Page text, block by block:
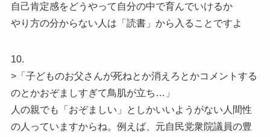
自己肯定感をどうやって自分の中で育んでいけるか
やり方の分からない人は「読書」から入ることですよ
10.
>「子どものお父さんが死ねとか消えろとかコメントする
のとかおぞましすぎて鳥肌が立ち…」
人の親でも「おぞましい」としかいいようがない人間性
の人っていますからね。例えば、元自民党衆院議員の豊